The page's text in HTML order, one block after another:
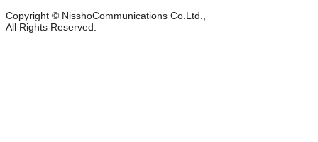
Copyright © NisshoCommunications Co.Ltd.,
All Rights Reserved.